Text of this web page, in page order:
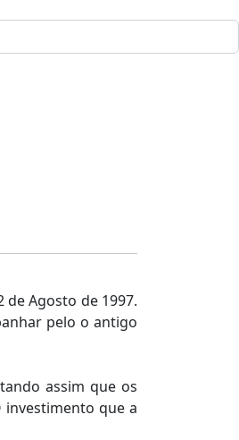
de Agosto de 1997.
pelo o antigo
assim que os
que a